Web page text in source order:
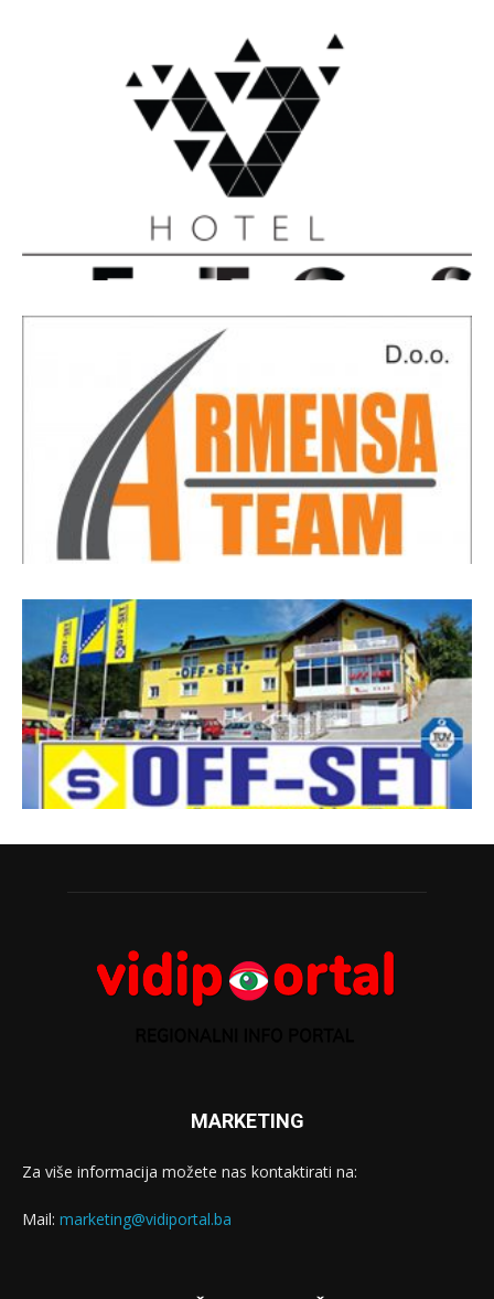
MARKETING
Za više informacija možete nas kontaktirati na:
Mail: marketing@vidiportal.ba